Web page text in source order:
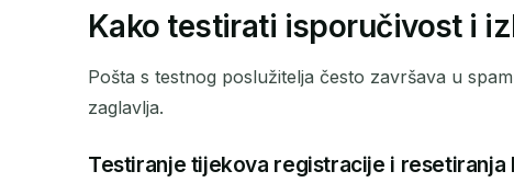
Kako testirati isporučivost i
Pošta s testnog poslužitelja često završava u
zaglavlja.
Testiranje tijekova registracije i resetiranja